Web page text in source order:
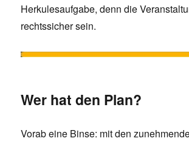
Herkulesaufgabe, denn die
rechtssicher sein.
Wer hat den Plan?
Vorab eine Binse: mit den